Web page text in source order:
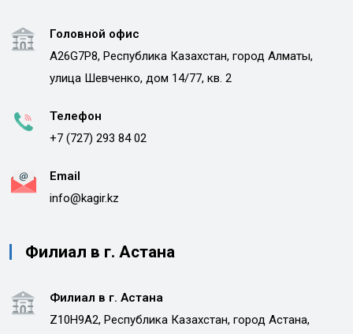
Головной офис
A26G7P8, Республика Казахстан, город Алматы,
улица Шевченко, дом 14/77, кв. 2
Телефон
+7 (727) 293 84 02
Email
info@kagir.kz
Филиал в г. Астана
Филиал в г. Астана
Z10H9A2, Республика Казахстан, город Астана,